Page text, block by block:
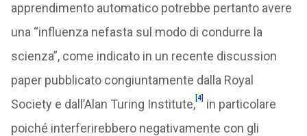
apprendimento automatico potrebbe pertanto avere
una “influenza nefasta sul modo di condurre la
scienza”, come indicato in un recente discussion
paper pubblicato congiuntamente dalla Royal
Society e dall’Alan Turing Institute,[4]
in particolare
poiché interferirebbero negativamente con gli